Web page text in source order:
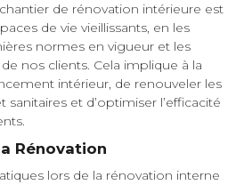
de rénovation intérieure est
de vie vieillissants, en les
normes en vigueur et les
nos clients. Cela implique à la
intérieur, de renouveler les
sanitaires et d’optimiser l’efficacité
Rénovation
lors de la rénovation interne